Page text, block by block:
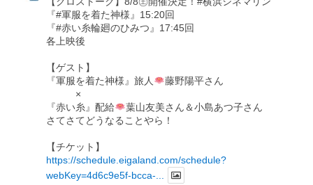
『#軍服を着た神様』15:20回
『#赤い糸輪廻のひみつ』17:45回
各上映後
【ゲスト】
『軍服を着た神様』旅人
藤野陽平さん
×
『赤い糸』配給
葉山友美さん＆小島あつ子さん
さてさてどうなることやら！
【チケット】
https://schedule.eigaland.com/schedule?
webKey=4d6c9e5f-bcca-...